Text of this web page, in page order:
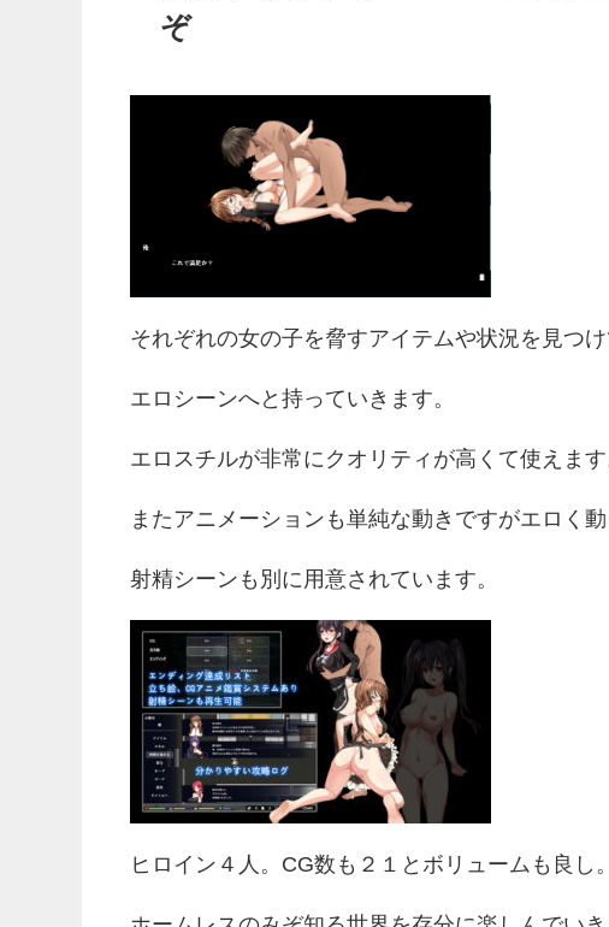
ぞ
それぞれの女の子を脅すアイテムや状況を見つけ
エロシーンへと持っていきます。
エロスチルが非常にクオリティが高くて使えます
またアニメーションも単純な動きですがエロく動
射精シーンも別に用意されています。
ヒロイン４人。CG数も２１とボリュームも良し。